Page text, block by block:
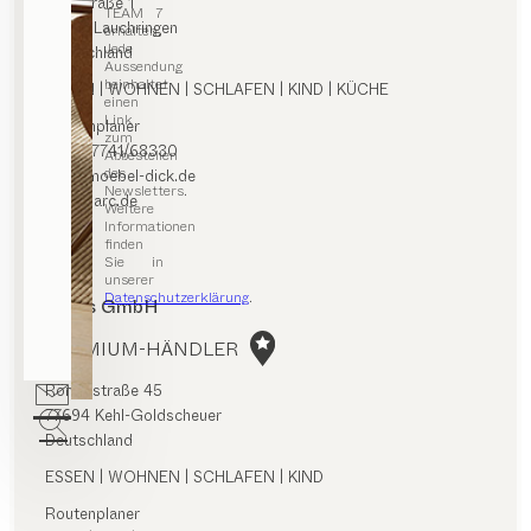
TEAM 7
erhalten.
Jede
Aussendung
beinhaltet
einen
Link
zum
Abbestellen
des
Newsletters.
Weitere
Informationen
finden
Sie in
unserer
Datenschutzerklärung.
79787 Lauchringen
Deutschland
ESSEN | WOHNEN | SCHLAFEN | KIND | KÜCHE
Routenplaner
0049/7741/68330
info@moebel-dick.de
wohnparc.de
Kruss GmbH
PREMIUM-HÄNDLER
Römerstraße 45
77694 Kehl-Goldscheuer
Deutschland
ESSEN | WOHNEN | SCHLAFEN | KIND
Routenplaner